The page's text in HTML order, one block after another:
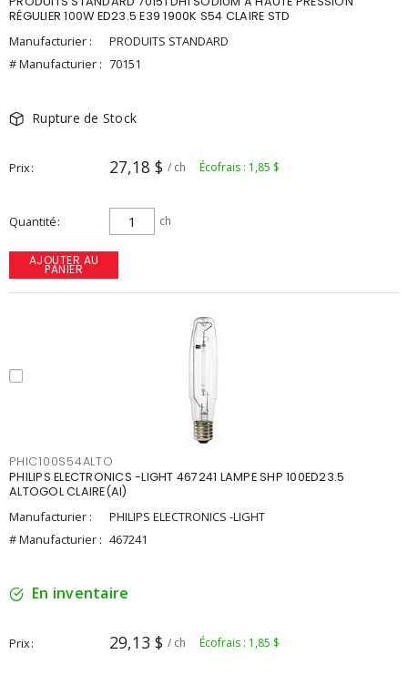
RÉGULIER 100W ED23.5 E39 1900K S54 CLAIRE STD
Manufacturier :
PRODUITS STANDARD
# Manufacturier : 70151
Rupture de Stock
Prix 27,18 $ / ch Écofrais : 1,85 $
Quantité ch
AJOUTER AU
PANIER
PHIC100S54ALTO
PHILIPS ELECTRONICS -LIGHT 467241 LAMPE SHP 100ED23.5
ALTOGOL CLAIRE(AI)
Manufacturier :
PHILIPS ELECTRONICS -LIGHT
# Manufacturier : 467241
En inventaire
Prix 29,13 $ / ch Écofrais : 1,85 $